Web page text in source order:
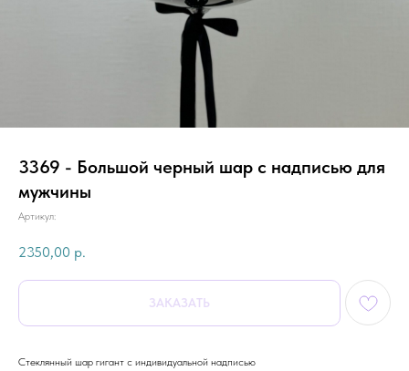
3369 - Большой черный шар с надписью для
мужчины
Артикул:
2350,00 р.
ЗАКАЗАТЬ
Стеклянный шар гигант с индивидуальной надписью